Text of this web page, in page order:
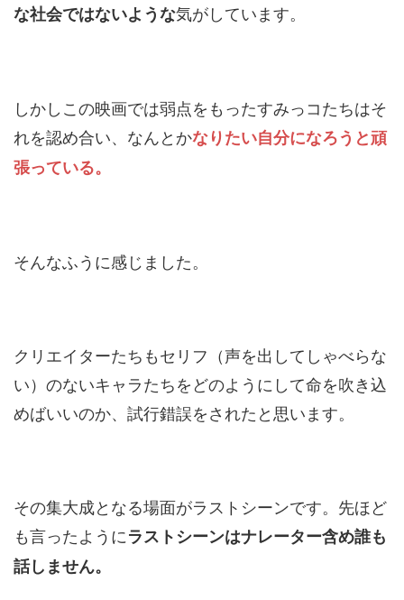
な社会ではないような気がしています。
しかしこの映画では弱点をもったすみっコたちはそ
れを認め合い、なんとかなりたい自分になろうと頑
張っている。
そんなふうに感じました。
クリエイターたちもセリフ（声を出してしゃべらな
い）のないキャラたちをどのようにして命を吹き込
めばいいのか、試行錯誤をされたと思います。
その集大成となる場面がラストシーンです。先ほど
も言ったようにラストシーンはナレーター含め誰も
話しません。